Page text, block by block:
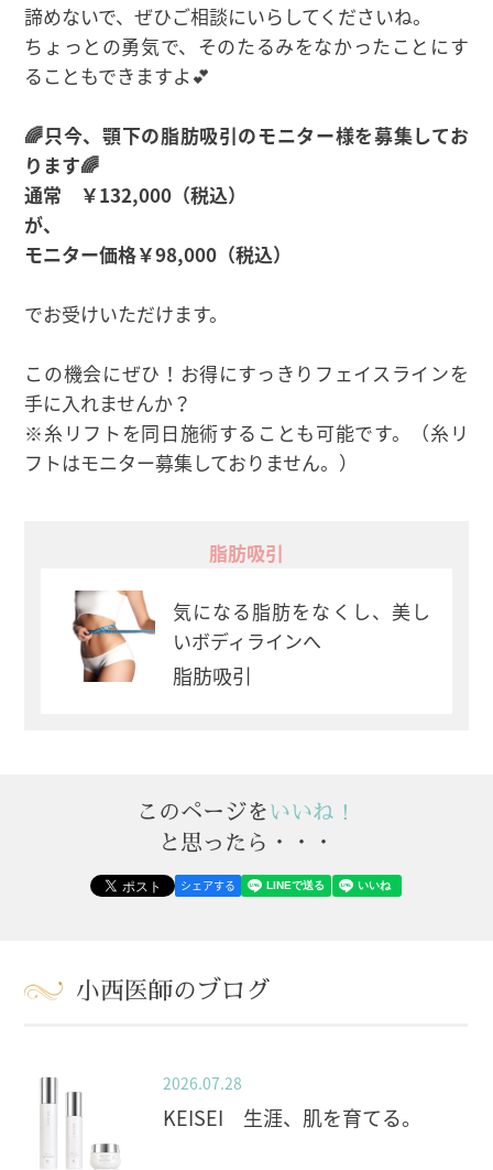
諦めないで、ぜひご相談にいらしてくださいね。
ちょっとの勇気で、そのたるみをなかったことにす
ることもできますよ💕
🌈只今、顎下の脂肪吸引のモニター様を募集してお
ります🌈
通常 ￥132,000（税込）
が、
モニター価格￥98,000（税込）
でお受けいただけます。
この機会にぜひ！お得にすっきりフェイスラインを
手に入れませんか？
※糸リフトを同日施術することも可能です。（糸リ
フトはモニター募集しておりません。）
脂肪吸引
気になる脂肪をなくし、美し
いボディラインへ
脂肪吸引
このページをいいね！
と思ったら・・・
シェアする
小西医師のブログ
2026.07.28
KEISEI 生涯、肌を育てる。